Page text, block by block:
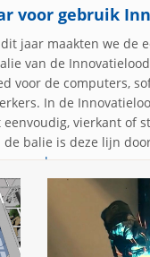
voor gebruik
jaar maakten we de
van de
voor de computers,
In de
eenvoudig, vierkant of
balie is deze lijn
curve.lees meer